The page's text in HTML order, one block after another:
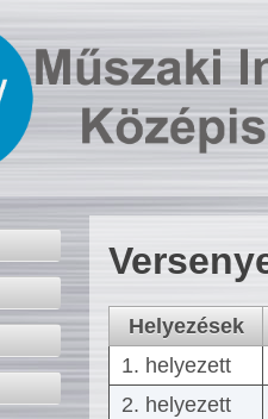
Helyezések
1. helyezett
2. helyezett